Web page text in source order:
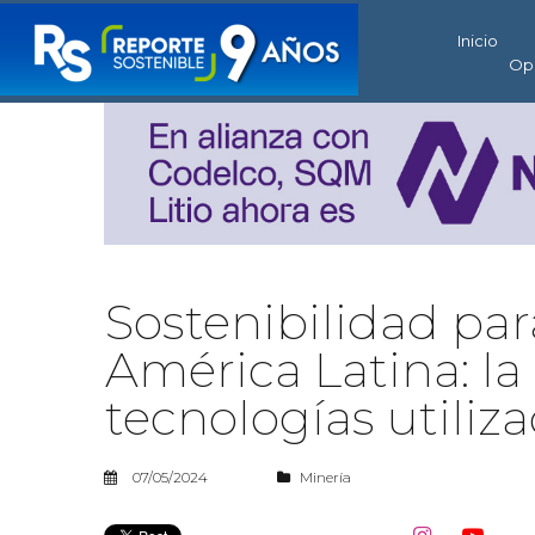
Inicio
Sostenibilidad
América Latina: la
tecnologías
07/05/2024 Minería